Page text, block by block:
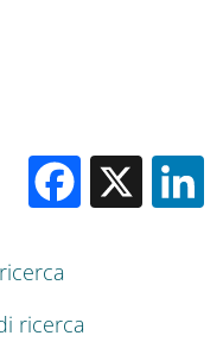
X
ricerca